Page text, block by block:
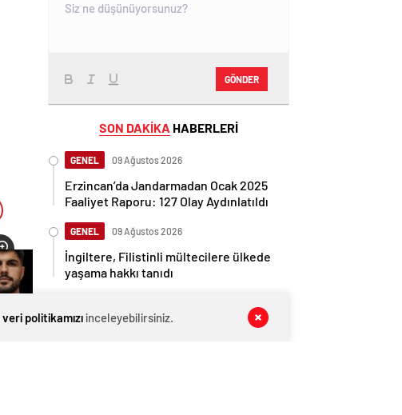
GÖNDER
SON DAKİKA HABERLERİ
GENEL 09 Ağustos 2026
Erzincan’da Jandarmadan Ocak 2025
Faaliyet Raporu: 127 Olay Aydınlatıldı
GENEL 09 Ağustos 2026
İngiltere, Filistinli mültecilere ülkede
yaşama hakkı tanıdı
Ethereum ağında büyük değişim: Gas
veri politikamızıinceleyebilirsiniz.